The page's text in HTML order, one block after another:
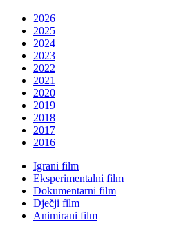
2026
2025
2024
2023
2022
2021
2020
2019
2018
2017
2016
Igrani film
Eksperimentalni film
Dokumentarni film
Dječji film
Animirani film